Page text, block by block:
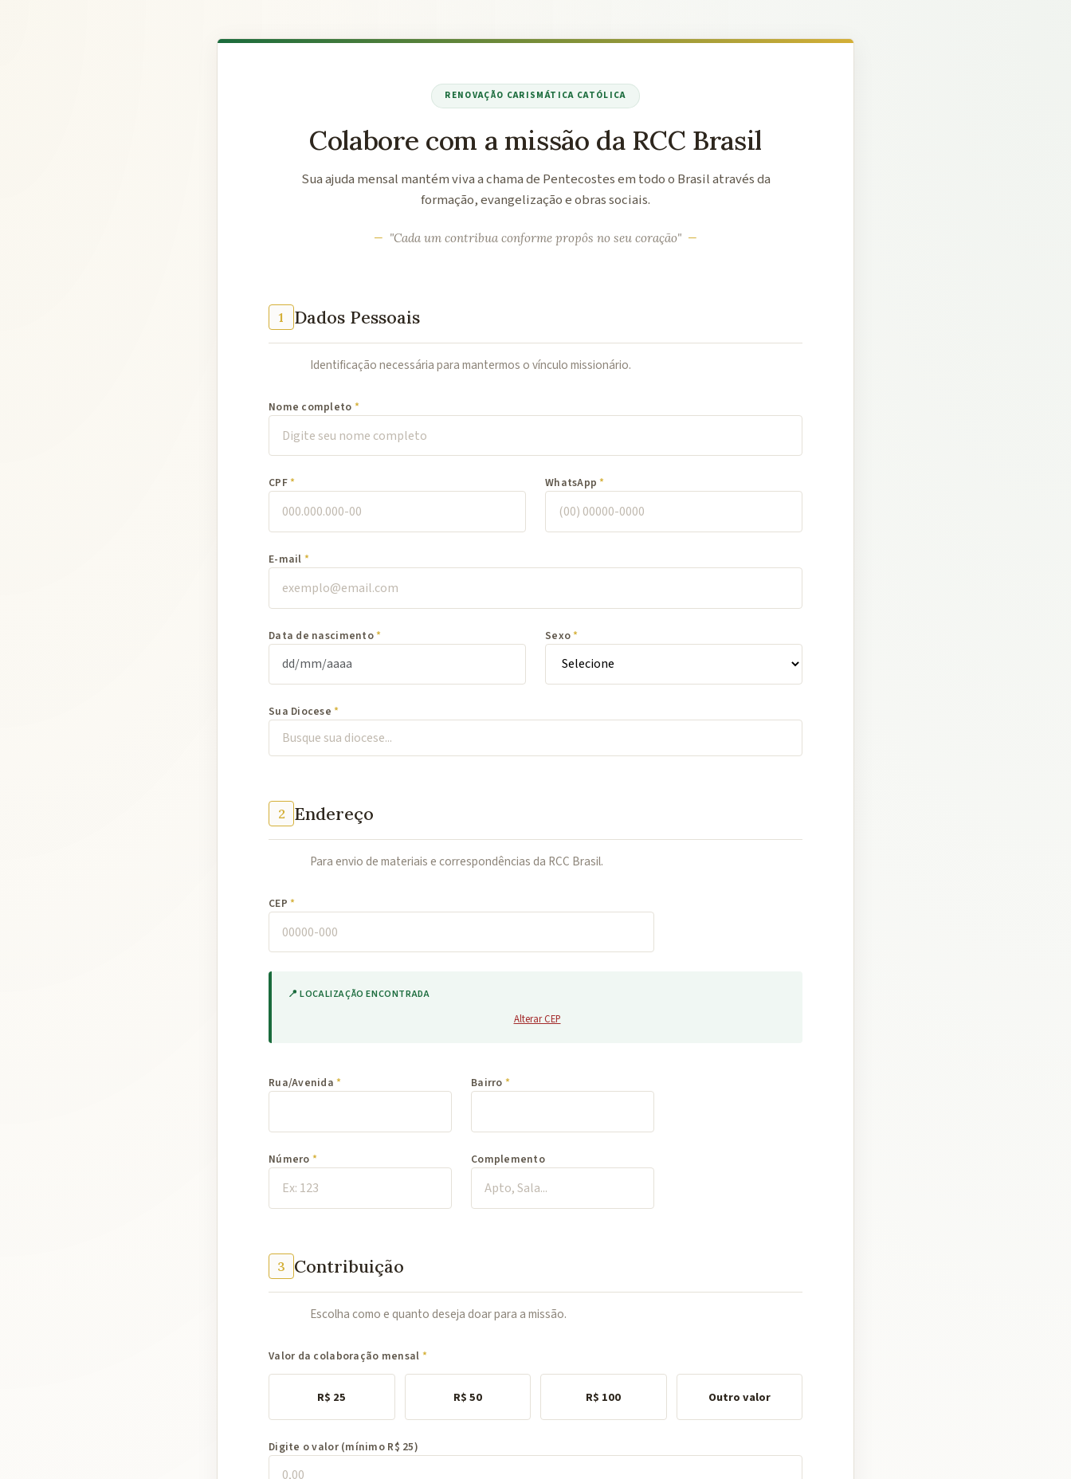
RENOVAÇÃO CARISMÁTICA CATÓLICA
Colabore com a missão da RCC Brasil
Sua ajuda mensal mantém viva a chama de Pentecostes em todo o Brasil através da
formação, evangelização e obras sociais.
"Cada um contribua conforme propôs no seu coração"
1 Dados Pessoais
Identificação necessária para mantermos o vínculo missionário.
Nome completo
CPF WhatsApp
E-mail
Data de nascimento Sexo
Sua Diocese
2 Endereço
Para envio de materiais e correspondências da RCC Brasil.
CEP
📍 LOCALIZAÇÃO ENCONTRADA
Alterar CEP
Rua/Avenida Bairro
Número Complemento
3 Contribuição
Escolha como e quanto deseja doar para a missão.
Valor da colaboração mensal
R$ 25 R$ 50 R$ 100 Outro valor
Digite o valor (mínimo R$ 25)